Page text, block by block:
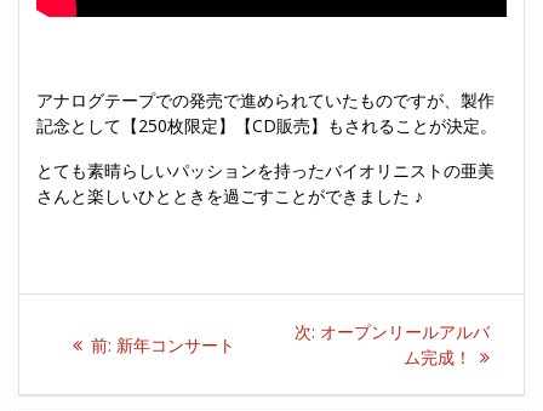
アナログテープでの発売で進められていたものですが、製作
記念として【250枚限定】【CD販売】もされることが決定。
とても素晴らしいパッションを持ったバイオリニストの亜美
さんと楽しいひとときを過ごすことができました ♪
前: 過
の
新年コンサート
次: 次
オープンリールアルバ
ム完成！